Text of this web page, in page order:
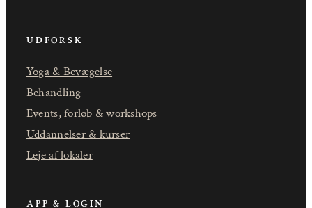
UDFORSK
Yoga & Bevægelse
Behandling
Events, forløb & workshops
Uddannelser & kurser
Leje af lokaler
APP & LOGIN